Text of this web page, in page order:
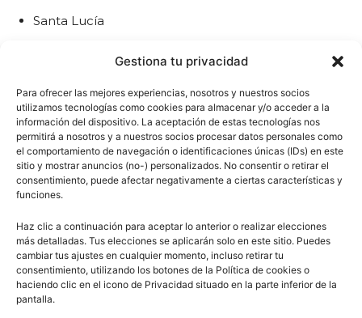
Gestiona tu privacidad
Para ofrecer las mejores experiencias, nosotros y nuestros socios
utilizamos tecnologías como cookies para almacenar y/o acceder a la
información del dispositivo. La aceptación de estas tecnologías nos
permitirá a nosotros y a nuestros socios procesar datos personales como
el comportamiento de navegación o identificaciones únicas (IDs) en este
sitio y mostrar anuncios (no-) personalizados. No consentir o retirar el
consentimiento, puede afectar negativamente a ciertas características y
funciones.
Haz clic a continuación para aceptar lo anterior o realizar elecciones
más detalladas. Tus elecciones se aplicarán solo en este sitio. Puedes
cambiar tus ajustes en cualquier momento, incluso retirar tu
consentimiento, utilizando los botones de la Política de cookies o
haciendo clic en el icono de Privacidad situado en la parte inferior de la
pantalla.
Santa Lucía
Surinam
Swazilandia
Siria
Tayikistán
Tanzania
Tailandia
Bahamas